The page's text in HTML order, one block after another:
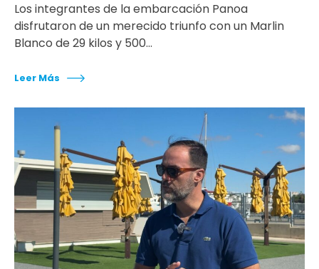
Los integrantes de la embarcación Panoa
disfrutaron de un merecido triunfo con un Marlin
Blanco de 29 kilos y 500…
Leer Más